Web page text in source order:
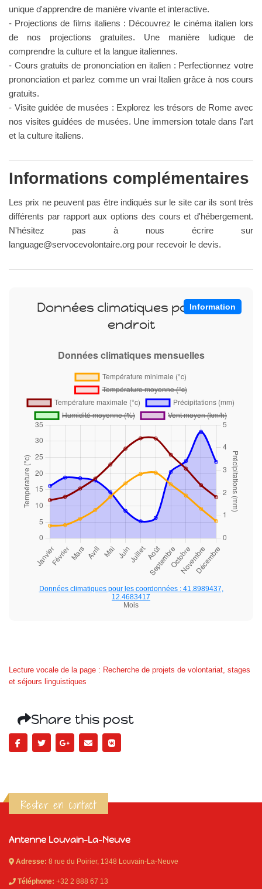
unique d'apprendre de manière vivante et interactive.
- Projections de films italiens : Découvrez le cinéma italien lors
de nos projections gratuites. Une manière ludique de
comprendre la culture et la langue italiennes.
- Cours gratuits de prononciation en italien : Perfectionnez votre
prononciation et parlez comme un vrai Italien grâce à nos cours
gratuits.
- Visite guidée de musées : Explorez les trésors de Rome avec
nos visites guidées de musées. Une immersion totale dans l'art
et la culture italiens.
Informations complémentaires
Les prix ne peuvent pas être indiqués sur le site car ils sont très
différents par rapport aux options des cours et d'hébergement.
N'hésitez pas à nous écrire sur
language@servocevolontaire.org pour recevoir le devis.
Information
Données climatiques pour cet
endroit
Données climatiques pour les coordonnées : 41.8989437,
12.4683417
Mois
Lecture vocale de la page : Recherche de projets de volontariat, stages
et séjours linguistiques
Share this post
Rester en contact
Antenne Louvain-La-Neuve
Adresse: 8 rue du Poirier, 1348 Louvain-La-Neuve
Téléphone: +32 2 888 67 13